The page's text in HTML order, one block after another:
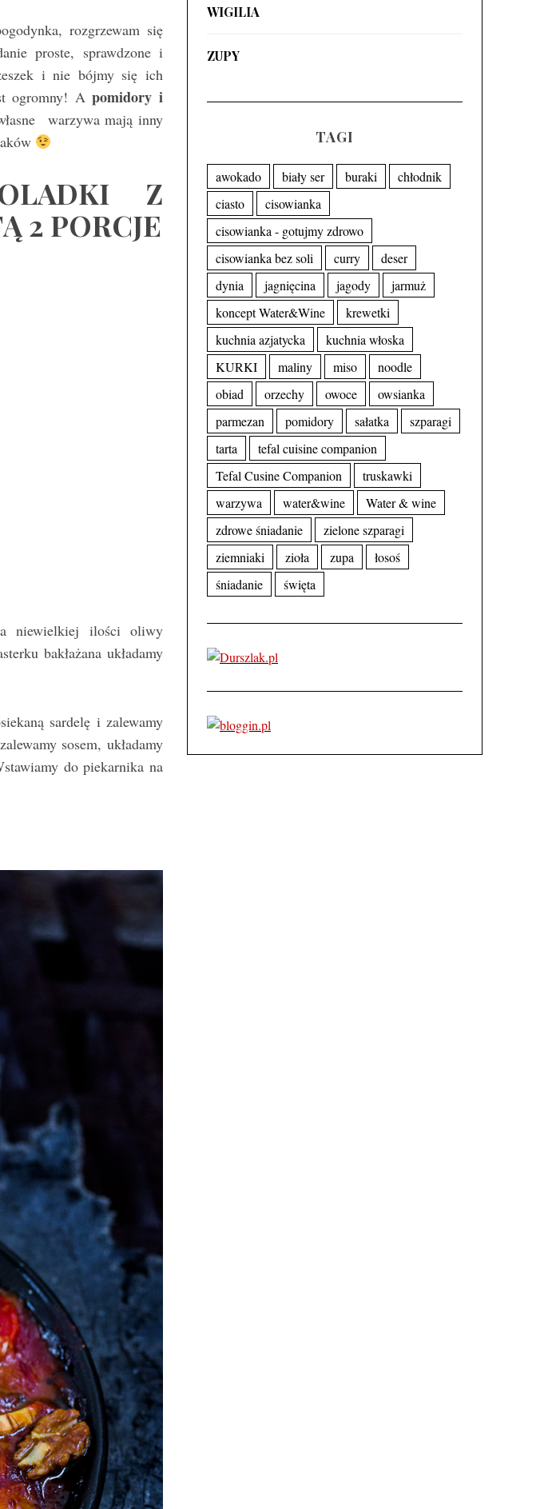
rozgrzewam się
proste, sprawdzone i
i nie bójmy się ich
ogromny! Apomidory i
warzywa mają inny
Z
2 PORCJE
niewielkiej ilości oliwy
bakłażana układamy
sardelę i zalewamy
sosem, układamy
do piekarnika na
WIGILIA
ZUPY
TAGI
awokado biały ser buraki
chłodnik
ciasto
cisowianka
cisowianka - gotujmy zdrowo
cisowianka bez soli
curry
deser
dynia
jagnięcina jagody
jarmuż
koncept Water&Wine
krewetki
kuchnia azjatycka
kuchnia włoska
KURKI
maliny miso
noodle
obiad
orzechy owoce
owsianka
parmezan
pomidory sałatka
szparagi
tarta
tefal cuisine companion
Tefal Cusine Companion
truskawki
warzywa
water&wine
Water & wine
zdrowe śniadanie
zielone szparagi
ziemniaki
zioła zupa
łosoś
śniadanie
święta